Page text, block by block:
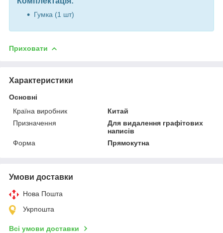
Гумка (1 шт)
Приховати
Характеристики
Основні
Країна виробник
Китай
Призначення
Для видалення графітових
написів
Форма
Прямокутна
Умови доставки
Нова Пошта
Укрпошта
Всі умови доставки